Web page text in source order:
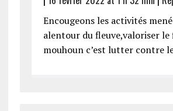
Encougeons les activités
alentour du fleuve,valoriser le
mouhoun c’est lutter contre